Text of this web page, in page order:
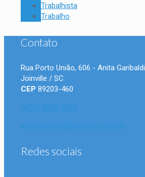
Trabalhista
Trabalho
Contato
Rua Porto União, 606 - Anita Garibaldi
Joinville / SC
CEP 89203-460
(47) 9 8847-9520
administrativo@scpetro.com.br
Redes sociais